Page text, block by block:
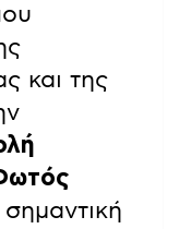
και της
σημαντική